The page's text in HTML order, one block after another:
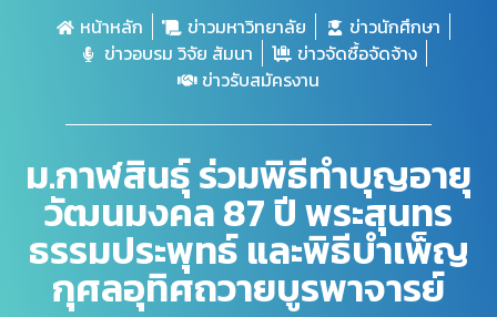
หน้าหลัก ข่าวมหาวิทยาลัย
ข่าวนักศึกษา
ข่าวอบรม วิจัย สัมนา
ข่าวจัดซื้อจัดจ้าง
ข่าวรับสมัครงาน
ม.กาฬสินธุ์ ร่วมพิธีทำบุญอายุ
วัฒนมงคล 87 ปี พระสุนทร
ธรรมประพุทธ์ และพิธีบำเพ็ญ
กุศลอุทิศถวายบูรพาจารย์